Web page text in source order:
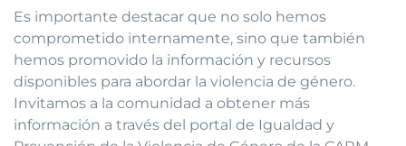
Es importante destacar que no solo hemos
comprometido internamente, sino que también
hemos promovido la información y recursos
disponibles para abordar la violencia de género.
Invitamos a la comunidad a obtener más
información a través del portal de Igualdad y